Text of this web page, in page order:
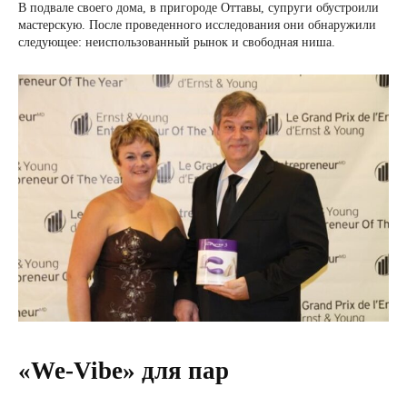
В подвале своего дома, в пригороде Оттавы, супруги обустроили
мастерскую. После проведенного исследования они обнаружили
следующее: неиспользованный рынок и свободная ниша.
«We-Vibe» для пар